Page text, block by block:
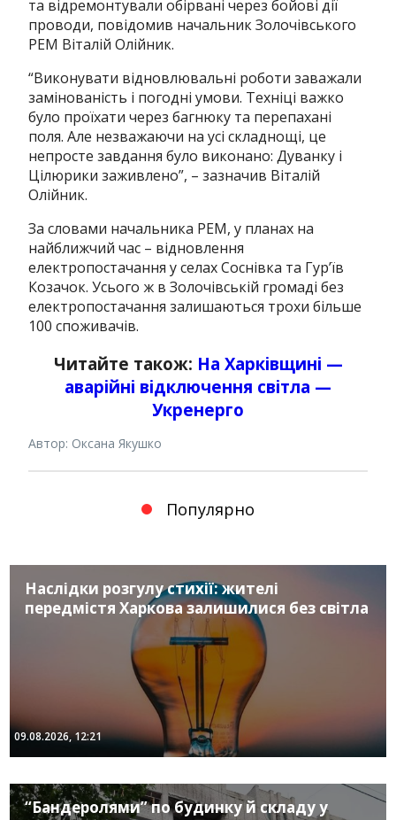
та відремонтували обірвані через бойові дії
проводи, повідомив начальник Золочівського
РЕМ Віталій Олійник.
“Виконувати відновлювальні роботи заважали
замінованість і погодні умови. Техніці важко
було проїхати через багнюку та перепахані
поля. Але незважаючи на усі складнощі, це
непросте завдання було виконано: Дуванку і
Цілюрики заживлено”, – зазначив Віталій
Олійник.
За словами начальника РЕМ, у планах на
найближчий час – відновлення
електропостачання у селах Соснівка та Гур’їв
Козачок. Усього ж в Золочівській громаді без
електропостачання залишаються трохи більше
100 споживачів.
Читайте також: На Харківщині —
аварійні відключення світла —
Укренерго
Автор: Оксана Якушко
Популярно
Наслідки розгулу стихії: жителі
передмістя Харкова залишилися без світла
09.08.2026, 12:21
“Бандеролями” по будинку й складу у